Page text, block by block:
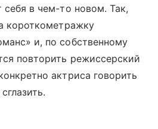
себя в чем-то новом. Так,
короткометражку
и, по собственному
повторить режиссерский
актриса говорить